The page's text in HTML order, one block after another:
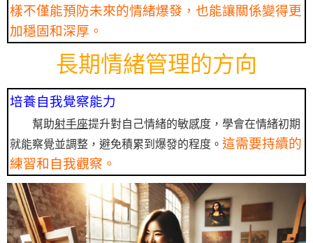
樣不僅能預防未來的情緒爆發，也能讓關係變得更
加穩固和深厚。
長期情緒管理的方向
培養自我覺察能力
幫助射手座提升對自己情緒的敏感度，學會在情緒初期
就能察覺並調整，避免積累到爆發的程度。 這需要持續的
練習和自我觀察。